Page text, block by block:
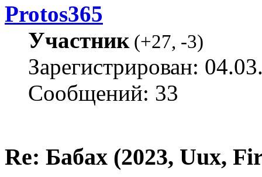
Protos365
Участник(+27, -3)
Зарегистрирован:
Сообщений: 33
Re: Бабах (2023, Uux,